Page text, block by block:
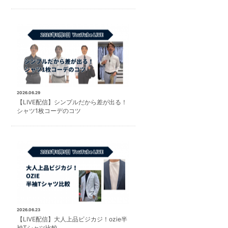
2026.06.29
【LIVE配信】シンプルだから差が出る！
シャツ1枚コーデのコツ
2026.06.23
【LIVE配信】大人上品ビジカジ！ozie半